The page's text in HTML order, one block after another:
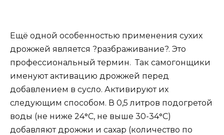
Ещё одной особенностью применения сухих
дрожжей является ?разбраживание?. Это
профессиональный термин. Так самогонщики
именуют активацию дрожжей перед
добавлением в сусло. Активируют их
следующим способом. В 0,5 литров подогретой
воды (не ниже 24°С, не выше 30-34°С)
добавляют дрожжи и сахар (количество по